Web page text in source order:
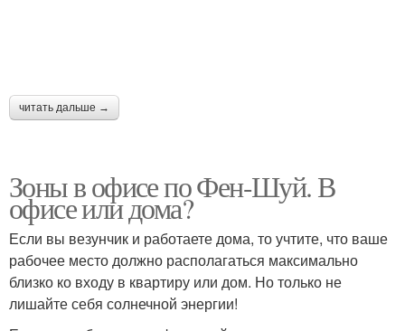
читать дальше →
Зоны в офисе по Фен-Шуй. В
офисе или дома?
Если вы везунчик и работаете дома, то учтите, что ваше
рабочее место должно располагаться максимально
близко ко входу в квартиру или дом. Но только не
лишайте себя солнечной энергии!